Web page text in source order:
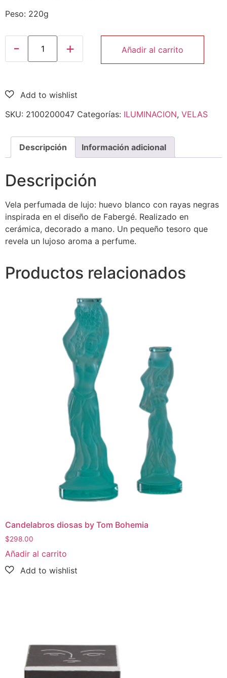
Peso: 220g
Añadir al carrito
SKU: 2100200047 Categorías: ILUMINACION, VELAS
Descripción Información adicional
Descripción
Vela perfumada de lujo: huevo blanco con rayas negras
inspirada en el diseño de Fabergé. Realizado en
cerámica, decorado a mano. Un pequeño tesoro que
revela un lujoso aroma a perfume.
Productos relacionados
Candelabros diosas by Tom Bohemia
$298.00
Añadir al carrito